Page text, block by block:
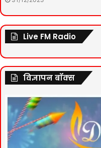
Live FM Radio
विज्ञापन बॉक्स